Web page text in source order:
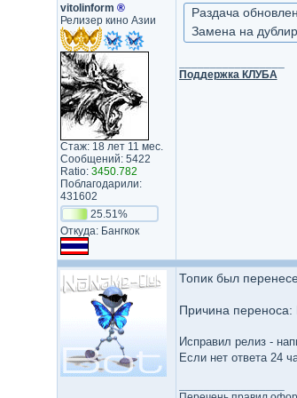
vitolinform ®
Релизер кино Азии
Стаж: 18 лет 11 мес.
Сообщений: 5422
Ratio: 3450.782
Поблагодарили:
431602
25.51%
Откуда: Бангкок
Раздача
Замена на
Поддержка КЛУБА
Топик был
Причина переноса:
Исправил релиз -
Если нет ответа 24